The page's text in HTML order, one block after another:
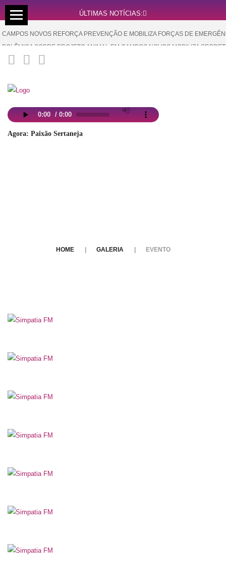
ÚLTIMAS NOTÍCIAS:
CAMPOS NOVOS REFORÇA PREVENÇÃO E MOBILIZA FORÇAS DE
POLÊMICA SOBRE PROJETO ANIMAL EM CAMPOS NOVOS MOBILIZA
COLÉGIO AUXILIADORA: 71 ANOS TRANSFORMANDO VIDAS COM
Agora: Paixão Sertaneja
HOME GALERIA EVENTO